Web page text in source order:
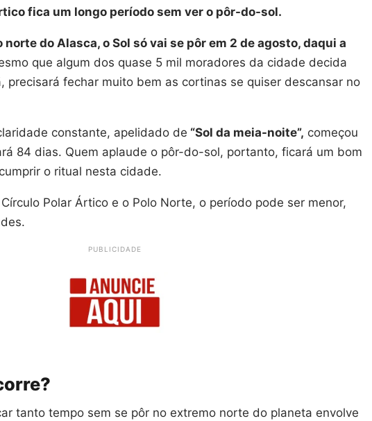
fica um longo período sem ver o pôr-do-sol.
do Alasca, o Sol só vai se pôr em 2 de agosto, daqui a
que algum dos quase 5 mil moradores da cidade decida
precisará fechar muito bem as cortinas se quiser descansar no
constante, apelidado de “Sol da meia-noite”, começou
84 dias. Quem aplaude o pôr-do-sol, portanto, ficará um bom
o ritual nesta cidade.
Polar Ártico e o Polo Norte, o período pode ser menor,
PUBLICIDADE
tanto tempo sem se pôr no extremo norte do planeta envolve